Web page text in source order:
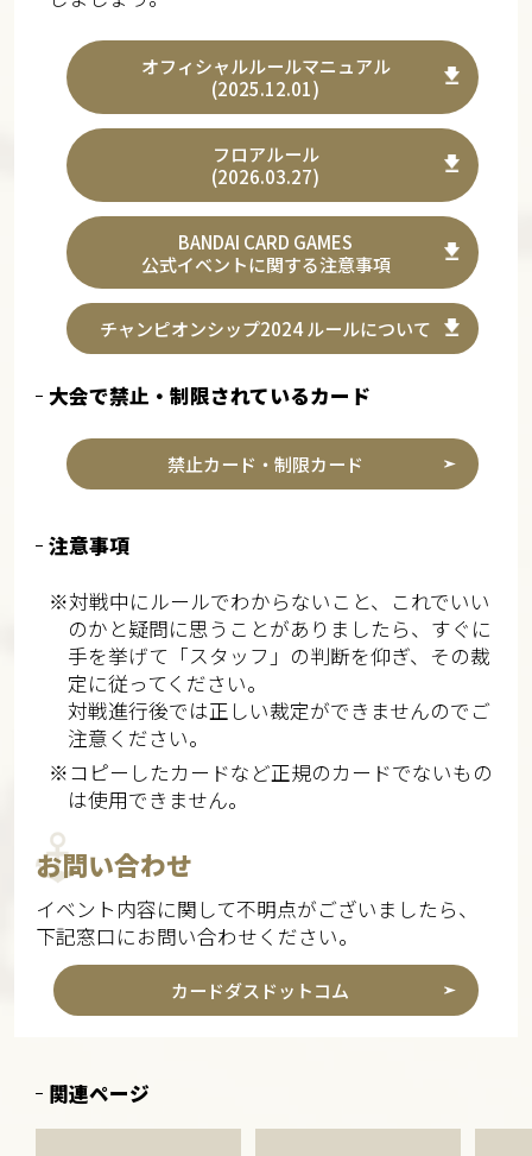
オフィシャルルールマニュアル
(2025.12.01)
フロアルール
(2026.03.27)
BANDAI CARD GAMES
公式イベントに関する注意事項
チャンピオンシップ2024 ルールについて
大会で禁止・制限されているカード
禁止カード・制限カード
注意事項
※対戦中にルールでわからないこと、これでいい
のかと疑問に思うことがありましたら、すぐに
手を挙げて「スタッフ」の判断を仰ぎ、その裁
定に従ってください。
対戦進行後では正しい裁定ができませんのでご
注意ください。
※コピーしたカードなど正規のカードでないもの
は使用できません。
お問い合わせ
イベント内容に関して不明点がございましたら、
下記窓口にお問い合わせください。
カードダスドットコム
関連ページ